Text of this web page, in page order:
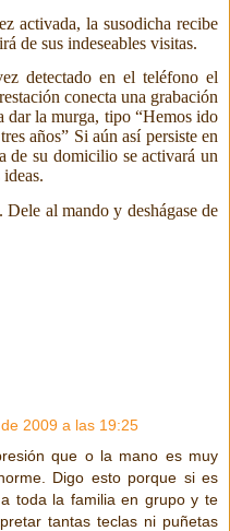
activada, la susodicha recibe
de sus indeseables visitas.
detectado en el teléfono el
conecta una grabación
dar la murga, tipo “Hemos ido
años” Si aún así persiste en
de su domicilio se activará un
al mando y deshágase de
2009 a las 19:25
que o la mano es muy
Digo esto porque si es
toda la familia en grupo y te
tantas teclas ni puñetas